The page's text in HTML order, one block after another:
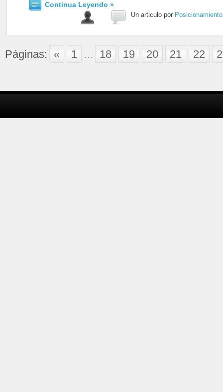
Continua Leyendo »
Un articulo por
Páginas: « 1 ... 18 19 20 21 22